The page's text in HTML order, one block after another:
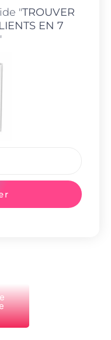
"TROUVER
EN 7